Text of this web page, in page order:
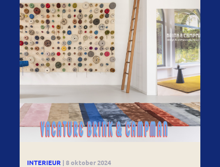
INTERIEUR | 8 oktober 2024